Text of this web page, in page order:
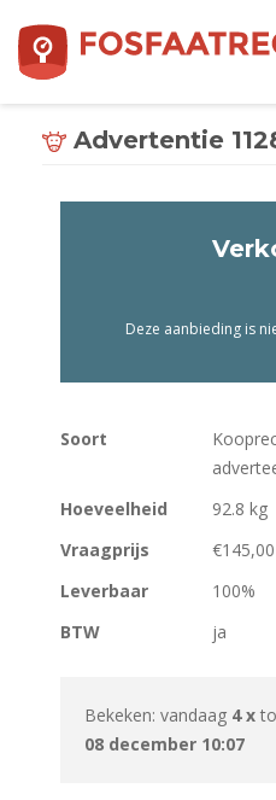
Advertentie
Soort
Hoeveelheid
92.8 kg
Vraagprijs
Leverbaar
100%
BTW
ja
Bekeken: vandaag 4 x
08 december 10:07
Deze aanbieding is